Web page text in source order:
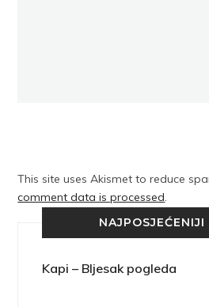
This site uses Akismet to reduce
comment data is processed.
NAJPOSJEĆENIJI
Kapi – Bljesak pogleda